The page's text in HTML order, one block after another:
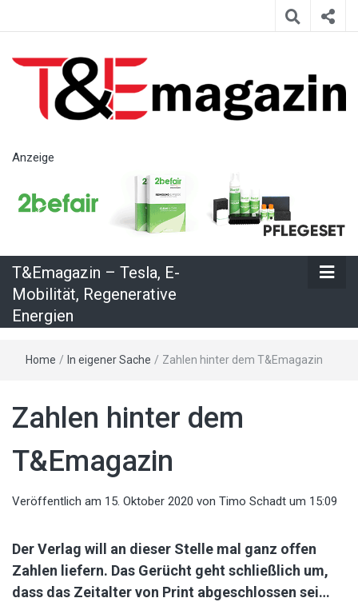
– Tesla, E-
Mobilität,
Regenerative
Energien
Anzeige
T&Emagazin – Tesla, E-
Mobilität, Regenerative
Energien
Home / In eigener Sache / Zahlen hinter dem T&Emagazin
Zahlen hinter dem
T&Emagazin
Veröffentlich am 15. Oktober 2020 von Timo Schadt um 15:09
Der Verlag will an dieser Stelle mal ganz offen
Zahlen liefern. Das Gerücht geht schließlich um,
dass das Zeitalter von Print abgeschlossen sei…